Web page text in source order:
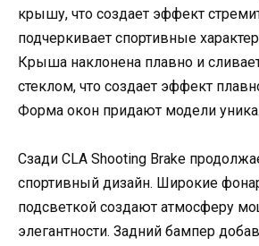
крышу, что создает эффект
подчеркивает спортивные
Крыша наклонена плавно и
стеклом, что создает эффект
Форма окон придают модели
Сзади CLA Shooting Brake
спортивный дизайн. Широкие
подсветкой создают атмосферу
элегантности. Задний бампер